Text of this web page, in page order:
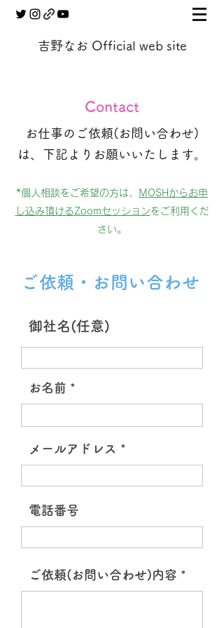
吉野なお Official web site
Contact
お仕事のご依頼(お問い合わせ)
は、下記よりお願いいたします。
​*個人相談をご希望の方は、
MOSHからお申
し込み頂けるZoomセッションをご利用くだ
さい。
ご依頼・お問い合わせ
御社名(任意)
お名前
メールアドレス
電話番号
ご依頼(お問い合わせ)内容